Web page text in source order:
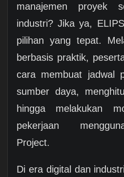
manajemen proyek
industri? Jika ya,
pilihan yang tepat.
berbasis praktik,
cara membuat jadwal
sumber daya,
hingga melakukan
pekerjaan
Project.
Di era digital dan